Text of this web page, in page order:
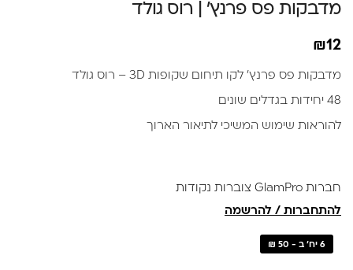
מדבקות פס פרנץ' | רוס גולד
₪12
מדבקות פס פרנץ' לקו תיחום שקופות 3D – רוס גולד
48 יחידות בגדלים שונים
להוראות שימוש המשיכי לתיאור הארוך
חברות GlamPro צוברות נקודות
להתחברות / להרשמה
6 יח' ב - 50 ₪